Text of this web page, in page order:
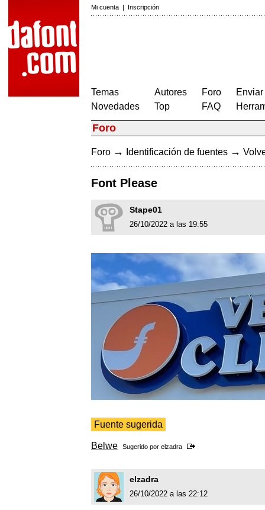
Mi cuenta | Inscripción
Temas
Novedades
Autores
Top
Foro
FAQ
Foro
Foro → Identificación de fuentes →
Font Please
Stape01
26/10/2022 a las 19:55
Fuente sugerida
Belwe Sugerido por elzadra
elzadra
26/10/2022 a las 22:12